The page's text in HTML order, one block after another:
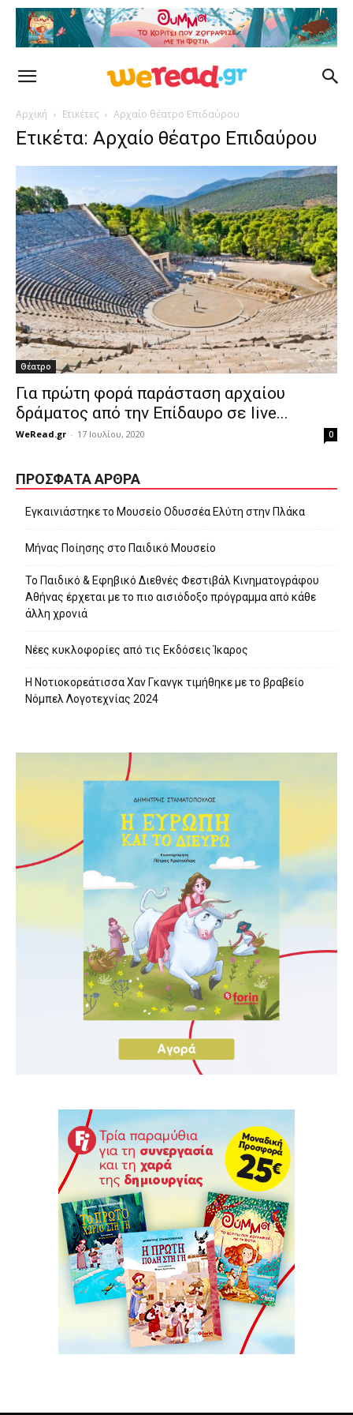
Αρχική Ετικέτες Αρχαίο θέατρο Επιδαύρου
Ετικέτα: Αρχαίο θέατρο Επιδαύρου
Θέατρο
Για πρώτη φορά παράσταση αρχαίου
δράματος από την Επίδαυρο σε live...
WeRead.gr - 17 Ιουλίου, 2020 0
ΠΡΌΣΦΑΤΑ ΆΡΘΡΑ
Εγκαινιάστηκε το Μουσείο Οδυσσέα Ελύτη στην Πλάκα
Μήνας Ποίησης στο Παιδικό Μουσείο
Το Παιδικό & Εφηβικό Διεθνές Φεστιβάλ Κινηματογράφου
Αθήνας έρχεται με το πιο αισιόδοξο πρόγραμμα από κάθε
άλλη χρονιά
Νέες κυκλοφορίες από τις Εκδόσεις Ίκαρος
Η Νοτιοκορεάτισσα Χαν Γκανγκ τιμήθηκε με το βραβείο
Νόμπελ Λογοτεχνίας 2024